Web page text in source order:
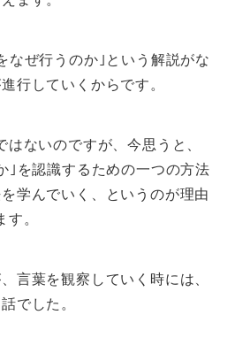
なぜ行うのか｣という解説がな
行していくからです。
はないのですが、今思うと、
｣を認識するための一つの方法
学んでいく、というのが理由
。
言葉を観察していく時には、
でした。